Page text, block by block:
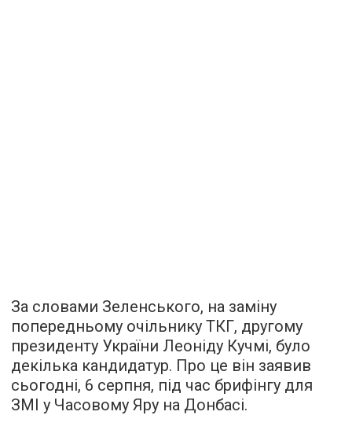
За словами Зеленського, на заміну
попередньому очільнику ТКГ, другому
президенту України Леоніду Кучмі, було
декілька кандидатур. Про це він заявив
сьогодні, 6 серпня, під час брифінгу для
ЗМІ у Часовому Яру на Донбасі.